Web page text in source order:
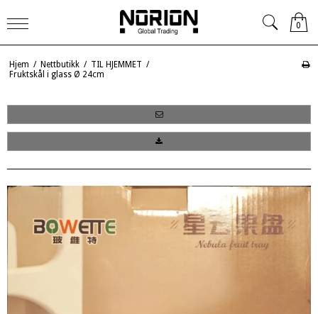
0
Hjem / Nettbutikk / TIL HJEMMET /
Fruktskål i glass Ø 24cm